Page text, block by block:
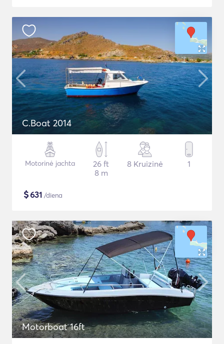
C.Boat 2014
Motorinė jachta
26 ft
8 m
8 Kruizinė 1
$631 /diena
Motorboat 16ft